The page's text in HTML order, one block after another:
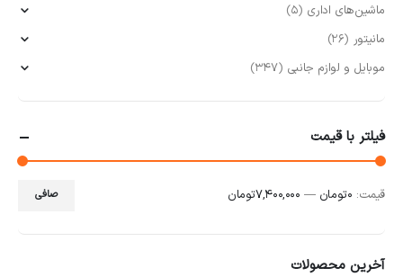
ماشین‌های اداری (5)
مانیتور (26)
موبایل و لوازم جانبی (347)
فیلتر با قیمت
صافی قيمت: 0 تومان — 7,400,000 تومان
آخرین محصولات